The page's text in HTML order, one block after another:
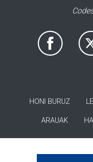
HONI BURUZ
ARAUAK